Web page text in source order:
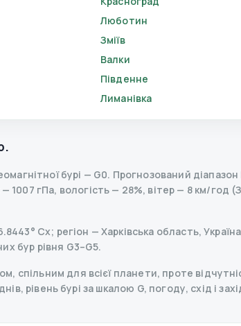
Люботин
Зміїв
Валки
Південне
Лиманівка
бурі — G0. Прогнозований діапазон
1007 гПа, вологість — 28%, вітер — 8 км/год
Сх; регіон — Харківська область,
бур рівня G3–G5.
спільним для всієї планети, проте
рівень бурі за шкалою G, погоду, схід і